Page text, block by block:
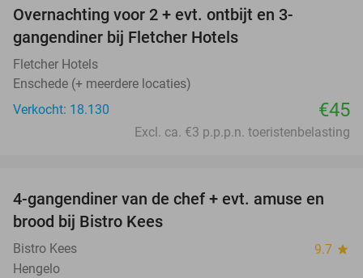
Overnachting voor 2 + evt. ontbijt en 3-
gangendiner bij Fletcher Hotels
Fletcher Hotels
Enschede (+ meerdere locaties)
Verkocht: 18.130
€45
Excl. ca. €3 p.p.p.n. toeristenbelasting
40%
4-gangendiner van de chef + evt. amuse en
brood bij Bistro Kees
Bistro Kees 9.7 star
Hengelo